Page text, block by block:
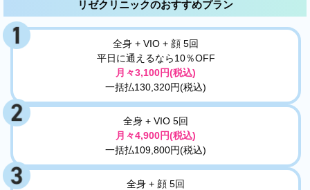
リゼクリニックのおすすめプラン
全身 + VIO + 顔 5回
平日に通えるなら10％OFF
月々3,100円(税込)
一括払130,320円(税込)
全身 + VIO 5回
月々4,900円(税込)
一括払109,800円(税込)
全身 + 顔 5回